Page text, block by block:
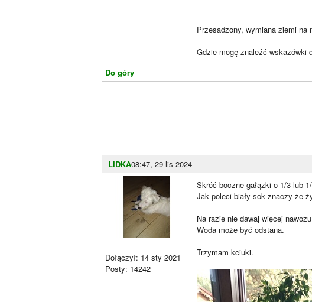
Do góry
Przesadzony, wymiana ziemi na
Gdzie mogę znaleźć wskazówki
LIDKA08:47, 29 lis 2024
Dołączył: 14 sty 2021
Posty: 14242
Skróć boczne gałązki o 1/3 lub
Jak poleci biały sok znaczy że
Na razie nie dawaj więcej
Woda może być odstana.
Trzymam kciuki.